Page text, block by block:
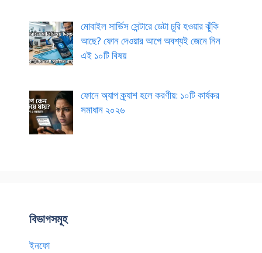
মোবাইল সার্ভিস সেন্টারে ডেটা চুরি হওয়ার ঝুঁকি
আছে? ফোন দেওয়ার আগে অবশ্যই জেনে নিন
এই ১০টি বিষয়
ফোনে অ্যাপ ক্র্যাশ হলে করণীয়: ১০টি কার্যকর
সমাধান ২০২৬
বিভাগসমূহ
ইনফো